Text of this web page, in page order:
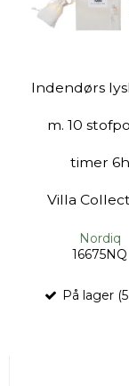
Indendørs
m. 10
timer 6h
Villa
Nordiq
16675NQ
På lager